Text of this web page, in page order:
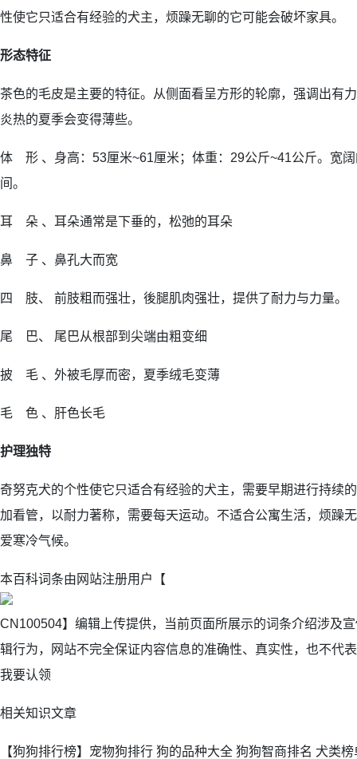
性使它只适合有经验的犬主，烦躁无聊的它可能会破坏家具。
形态特征
茶色的毛皮是主要的特征。从侧面看呈方形的轮廓，强调出有
炎热的夏季会变得薄些。
体 形 、身高：53厘米~61厘米；体重：29公斤~41公斤。宽
间。
耳 朵 、耳朵通常是下垂的，松弛的耳朵
鼻 子 、鼻孔大而宽
四 肢、 前肢粗而强壮，後腿肌肉强壮，提供了耐力与力量。
尾 巴、 尾巴从根部到尖端由粗变细
披 毛 、外被毛厚而密，夏季绒毛变薄
毛 色 、肝色长毛
护理独特
奇努克犬的个性使它只适合有经验的犬主，需要早期进行持续
加看管，以耐力著称，需要每天运动。不适合公寓生活，烦躁
爱寒冷气候。
本百科词条由网站注册用户【
CN100504】编辑上传提供，当前页面所展示的词条介绍涉及
辑行为，网站不完全保证内容信息的准确性、真实性，也不代
我要认领
相关知识文章
【狗狗排行榜】宠物狗排行 狗的品种大全 狗狗智商排名 犬类榜